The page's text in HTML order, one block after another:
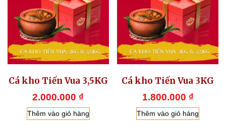
Cá kho Tiến Vua 3,5KG
2.000.000 ₫
Thêm vào giỏ hàng
Cá kho Tiến Vua 3KG
1.800.000 ₫
Thêm vào giỏ hàng